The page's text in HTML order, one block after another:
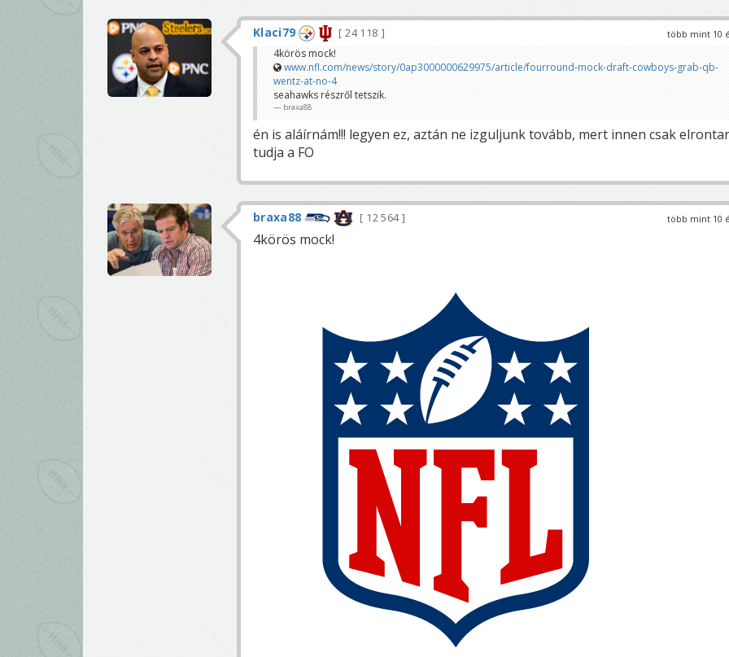
több mint 10
Klaci79
24 118
4körös mock!
www.nfl.com/news/story/0ap3000000629975/article/fourround-mock-draft-cowboys-grab-qb-
wentz-at-no-4
seahawks részről tetszik.
braxa88
én is aláírnám!!! legyen ez, aztán ne izguljunk tovább, mert innen csak
tudja a FO
több mint 10
braxa88 12 564
4körös mock!